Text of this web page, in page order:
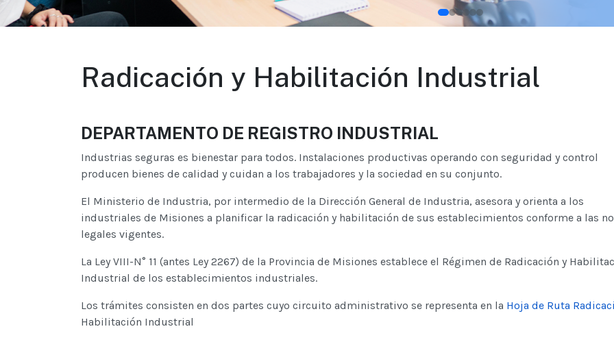
Radicación y Habilitación Industrial
DEPARTAMENTO DE REGISTRO INDUSTRIAL
Industrias seguras es bienestar para todos. Instalaciones productivas operando con seguridad y control
producen bienes de calidad y cuidan a los trabajadores y la sociedad en su conjunto.
El Ministerio de Industria, por intermedio de la Dirección General de Industria, asesora y orienta a los
industriales de Misiones a planificar la radicación y habilitación de sus establecimientos conforme a las
legales vigentes.
La Ley VIII-N° 11 (antes Ley 2267) de la Provincia de Misiones establece el Régimen de Radicación y
Industrial de los establecimientos industriales.
Los trámites consisten en dos partes cuyo circuito administrativo se representa en la Hoja de Ruta
Habilitación Industrial